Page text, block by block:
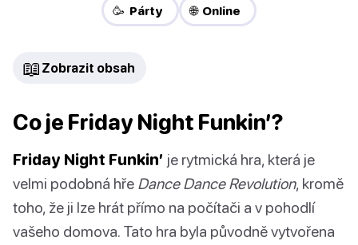
🥳 Párty 🌐 Online
📖 Zobrazit obsah
Co je Friday Night Funkin’?
Friday Night Funkin’ je rytmická hra, která je
velmi podobná hře Dance Dance Revolution, kromě
toho, že ji lze hrát přímo na počítači a v pohodlí
vašeho domova. Tato hra byla původně vytvořena